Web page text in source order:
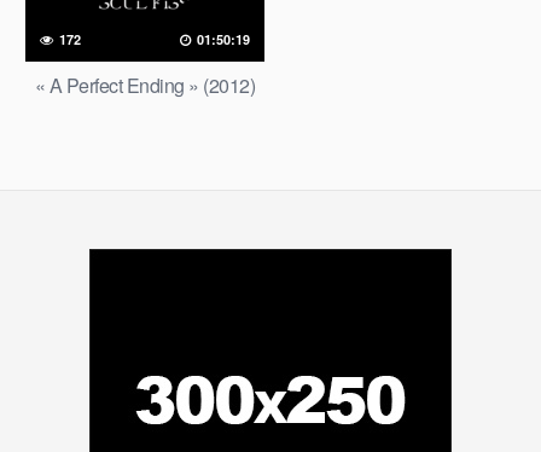
172 01:50:19
« A Perfect Ending » (2012)